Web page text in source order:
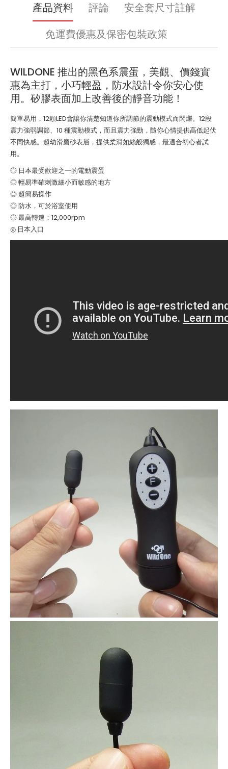
產品資料 評論
安全套尺寸註解
免運費優惠及保密包裝政策
WILDONE 推出的黑色系震蛋，美觀、價錢實
惠為主打，小巧輕盈，防水設計令你安心使
用。矽膠表面加上改善後的靜音功能！
簡單易用，12顆LED會讓你清楚知道你所調節的震動模式而閃爍。12段
震力強弱調節、10 種震動模式，而且震力強勁，隨你心情提供高低起伏
不同快感。超幼滑磨砂表層，提供柔滑如絲般獨感，最適合初心者試
用。
◎ 日本最受歡迎之一的電動震蛋
◎ 輕易準確刺激細小而敏感的地方
◎ 超簡易操作
◎ 防水，可於浴室使用
◎ 最高轉速：12,000rpm
◎ 日本入口